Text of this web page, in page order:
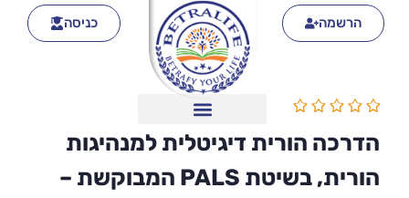
הרשמה כניסה
הדרכה הורית דיגיטלית למנהיגות
הורית, בשיטת PALS המבוקשת –